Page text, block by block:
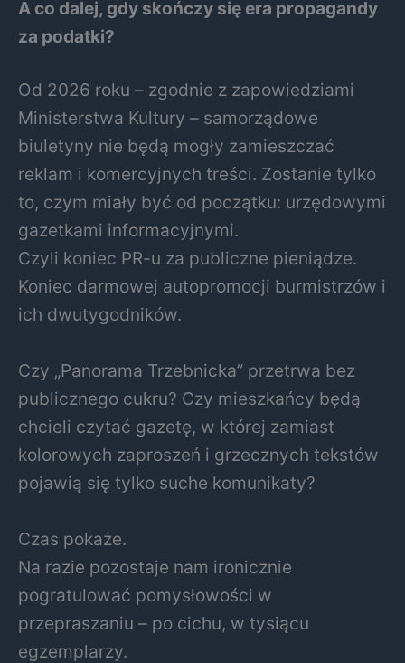
A co dalej, gdy skończy się era propagandy
za podatki?
Od 2026 roku – zgodnie z zapowiedziami
Ministerstwa Kultury – samorządowe
biuletyny nie będą mogły zamieszczać
reklam i komercyjnych treści. Zostanie tylko
to, czym miały być od początku: urzędowymi
gazetkami informacyjnymi.
Czyli koniec PR-u za publiczne pieniądze.
Koniec darmowej autopromocji burmistrzów i
ich dwutygodników.
Czy „Panorama Trzebnicka” przetrwa bez
publicznego cukru? Czy mieszkańcy będą
chcieli czytać gazetę, w której zamiast
kolorowych zaproszeń i grzecznych tekstów
pojawią się tylko suche komunikaty?
Czas pokaże.
Na razie pozostaje nam ironicznie
pogratulować pomysłowości w
przepraszaniu – po cichu, w tysiącu
egzemplarzy.